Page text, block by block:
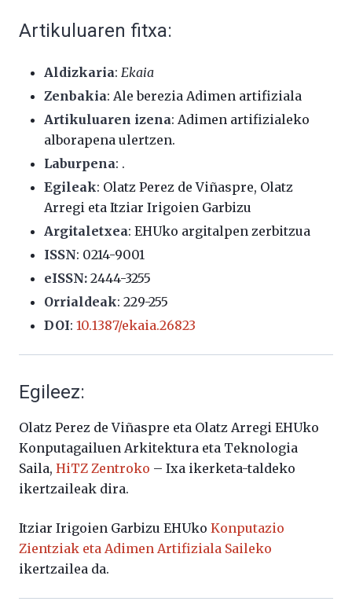
Artikuluaren fitxa:
Aldizkaria: Ekaia
Zenbakia: Ale berezia Adimen artifiziala
Artikuluaren izena: Adimen artifizialeko
alborapena ulertzen.
Laburpena: .
Egileak: Olatz Perez de Viñaspre, Olatz
Arregi eta Itziar Irigoien Garbizu
Argitaletxea: EHUko argitalpen zerbitzua
ISSN: 0214-9001
eISSN: 2444-3255
Orrialdeak: 229-255
DOI: 10.1387/ekaia.26823
Egileez:
Olatz Perez de Viñaspre eta Olatz Arregi EHUko
Konputagailuen Arkitektura eta Teknologia
Saila, HiTZ Zentroko – Ixa ikerketa-taldeko
ikertzaileak dira.
Itziar Irigoien Garbizu EHUko Konputazio
Zientziak eta Adimen Artifiziala Saileko
ikertzailea da.